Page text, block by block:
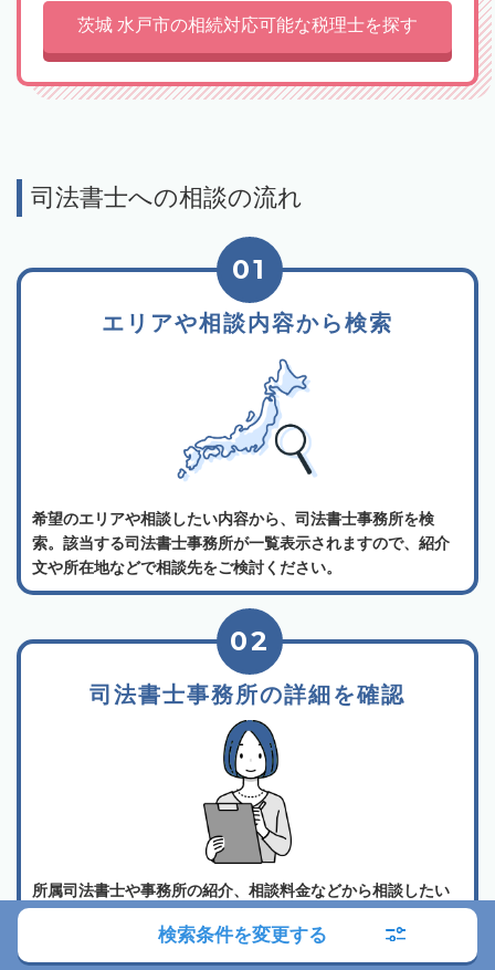
茨城 水戸市の相続対応可能な税理士を探す
司法書士への相談の流れ
エリアや相談内容から検索
01
希望のエリアや相談したい内容から、司法書士事務所を検
索。該当する司法書士事務所が一覧表示されますので、紹介
文や所在地などで相談先をご検討ください。
司法書士事務所の詳細を確認
02
所属司法書士や事務所の紹介、相談料金などから相談したい
司法書士事務所を選んでください。各司法書士事務所は詳細
ボタンから詳しい情報をご確認いただけます。
検索条件を変更する